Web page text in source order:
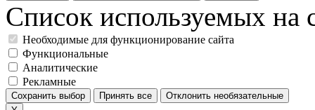
Список используемых на
Необходимые для функционирование сайта
Функциональные
Аналитические
Рекламные
Сохранить выбор Принять все Отклонить необязательные